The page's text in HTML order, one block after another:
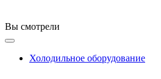
Вы смотрели
Холодильное оборудование